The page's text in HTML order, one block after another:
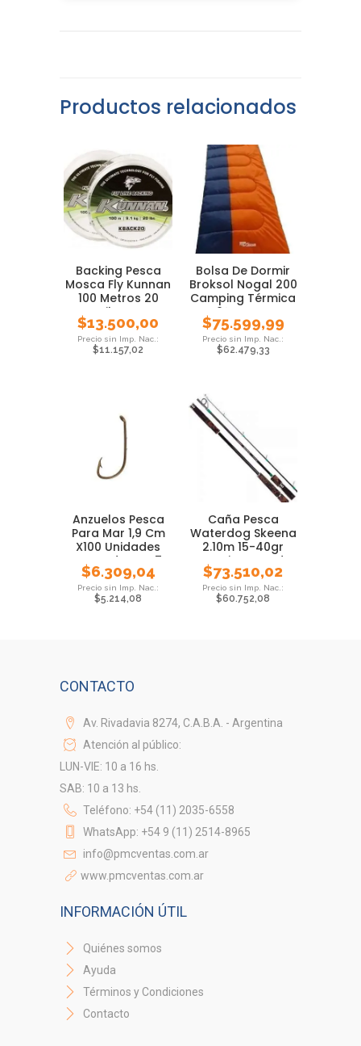
Productos relacionados
Backing Pesca
Mosca Fly Kunnan
100 Metros 20
Libras
$13.500,00
$11.157,02
Bolsa De Dormir
Broksol Nogal 200
Camping Térmica
0° Carpa
$75.599,99
$62.479,33
Anzuelos Pesca
Para Mar 1,9 Cm
X100 Unidades
Waterdog Nº 7
$6.309,04
$5.214,08
Caña Pesca
Waterdog Skeena
2.10m 15-40gr
Tararira Dorado
$73.510,02
$60.752,08
CONTACTO
Av. Rivadavia 8274, C.A.B.A. - Argentina
Atención al público:
LUN-VIE: 10 a 16 hs.
SAB: 10 a 13 hs.
Teléfono: +54 (11) 2035-6558
WhatsApp: +54 9 (11) 2514-8965
info@pmcventas.com.ar
www.pmcventas.com.ar
INFORMACIÓN ÚTIL
Quiénes somos
Ayuda
Términos y Condiciones
Contacto